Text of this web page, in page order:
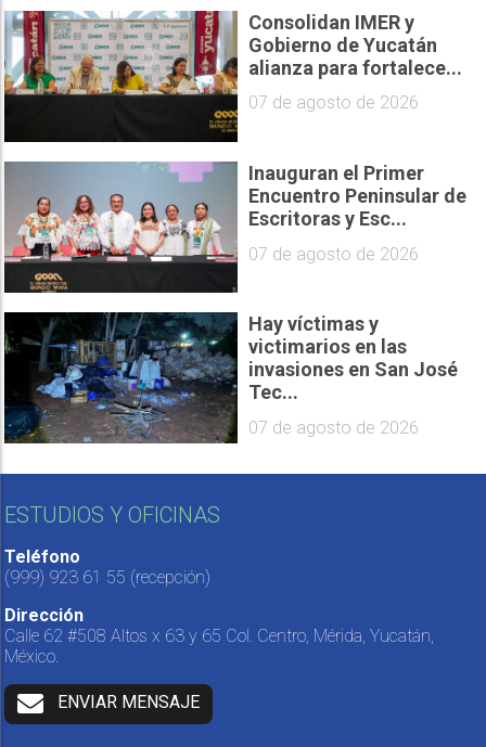
Consolidan IMER y
Gobierno de Yucatán
alianza para fortalece...
07 de agosto de 2026
Inauguran el Primer
Encuentro Peninsular de
Escritoras y Esc...
07 de agosto de 2026
Hay víctimas y
victimarios en las
invasiones en San José
Tec...
07 de agosto de 2026
ESTUDIOS Y OFICINAS
Teléfono
(999) 923 61 55 (recepción)
Dirección
Calle 62 #508 Altos x 63 y 65 Col. Centro, Mérida, Yucatán,
México.
ENVIAR MENSAJE